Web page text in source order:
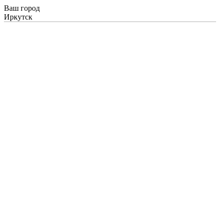
Ваш город
Иркутск